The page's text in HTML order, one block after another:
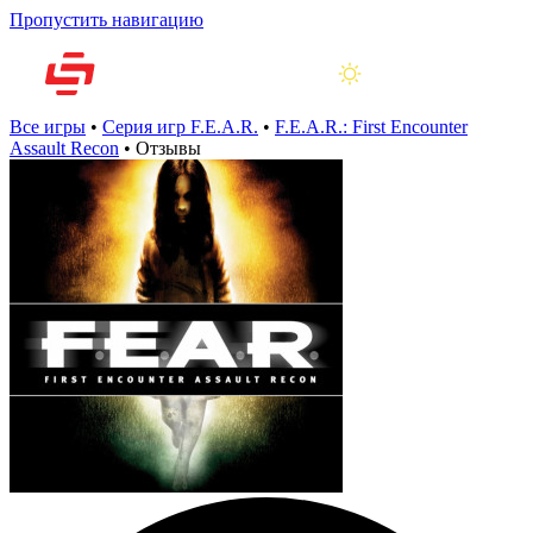
Пропустить навигацию
Все игры • Серия игр F.E.A.R. • F.E.A.R.: First Encounter
Assault Recon • Отзывы